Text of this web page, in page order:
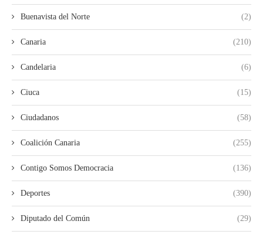
Buenavista del Norte (2)
Canaria (210)
Candelaria (6)
Ciuca (15)
Ciudadanos (58)
Coalición Canaria (255)
Contigo Somos Democracia (136)
Deportes (390)
Diputado del Común (29)